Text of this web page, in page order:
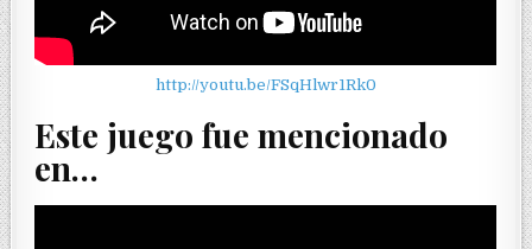
http://youtu.be/FSqHlwr1Rk0
Este juego fue mencionado
en…